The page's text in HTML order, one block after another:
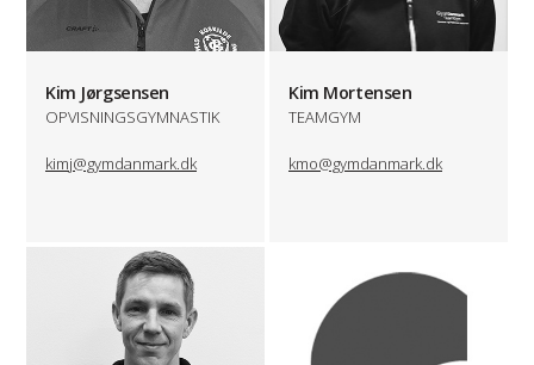
Kim Jørgsensen
OPVISNINGSGYMNASTIK
kimj@gymdanmark.dk
Kim Mortensen
TEAMGYM
kmo@gymdanmark.dk